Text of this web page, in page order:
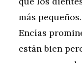
más pequeños.
Encías
están bien